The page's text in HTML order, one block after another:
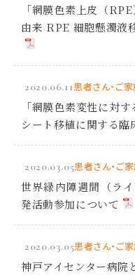
「網膜色素上皮（
由来 RPE 細胞懸濁液
2020.06.11患者さん・ご
「網膜色素変性に対
シート移植に関する臨
2020.03.05患者さん・ご
世界緑内障週間（ラ
発活動参加について
2020.03.05患者さん・ご
神戸アイセンター病院